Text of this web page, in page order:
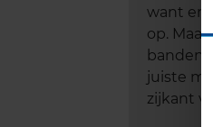
want er
op.
juiste
zijkant